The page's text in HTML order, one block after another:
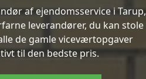
af ejendomsservice i Tarup,
leverandører, du kan stole
de gamle viceværtopgaver
til den bedste pris.